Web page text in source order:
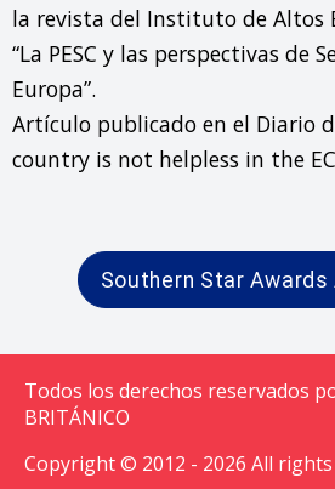
la revista del Instituto de Altos
“La PESC y las perspectivas de
Europa”.
Artículo publicado en el Diario
country is not helpless in the
Southern Star
Todos los derechos reservados
BRITÁNICO
Copyright © 2012 - 2026 All